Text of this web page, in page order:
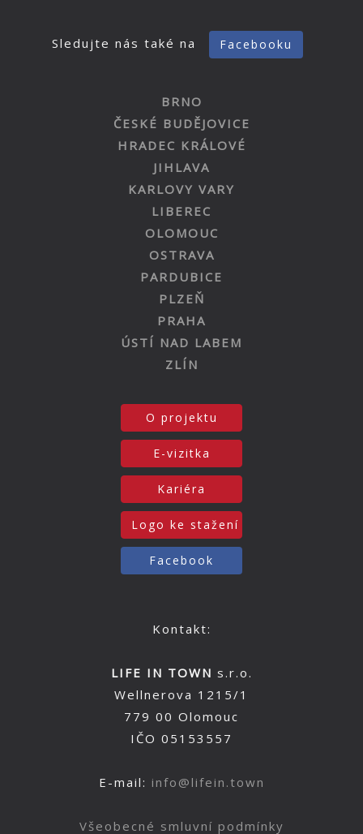
Sledujte nás také na Facebooku
BRNO
ČESKÉ BUDĚJOVICE
HRADEC KRÁLOVÉ
JIHLAVA
KARLOVY VARY
LIBEREC
OLOMOUC
OSTRAVA
PARDUBICE
PLZEŇ
PRAHA
ÚSTÍ NAD LABEM
ZLÍN
O projektu
E-vizitka
Kariéra
Logo ke stažení
Facebook
Kontakt:
LIFE IN TOWN s.r.o.
Wellnerova 1215/1
779 00 Olomouc
IČO 05153557
E-mail: info@lifein.town
Všeobecné smluvní podmínky